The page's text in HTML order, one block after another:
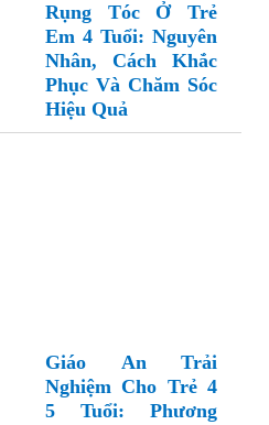
Rụng Tóc Ở Trẻ
Em 4 Tuổi: Nguyên
Nhân, Cách Khắc
Phục Và Chăm Sóc
Hiệu Quả
Giáo An Trải
Nghiệm Cho Trẻ 4
5 Tuổi: Phương